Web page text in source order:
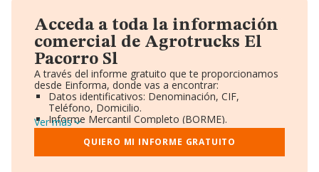
Acceda a toda la información
comercial de Agrotrucks El
Pacorro Sl
A través del informe gratuito que te proporcionamos
desde Einforma, donde vas a encontrar:
Datos identificativos: Denominación, CIF,
Teléfono, Domicilio.
Informe Mercantil Completo (BORME).
Gráficos de Evolución Ventas y Empleados.
Consejo de Administración y Administradores.
Directivos y Ejecutivos.
Ver más
QUIERO MI INFORME GRATUITO